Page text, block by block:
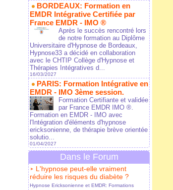
BORDEAUX: Formation en
EMDR Intégrative Certifiée par
France EMDR - IMO ®
Après le succès rencontré lors
de notre formation au Diplôme
Universitaire d'Hypnose de Bordeaux,
Hypnose33 a décidé en collaboration
avec le CHTIP Collège d'Hypnose et
Thérapies Intégratives d...
16/03/2027
PARIS: Formation Intégrative en
EMDR - IMO 3ème session.
Formation Certifiante et validée
par France EMDR IMO ®.
Formation en EMDR - IMO avec
l'Intégration d'éléments d'hypnose
ericksonienne, de thérapie brève orientée
solutio...
01/04/2027
Dans le Forum
L'hypnose peut-elle vraiment
réduire les risques du diabète ?
Hypnose Ericksonienne et EMDR: Formations